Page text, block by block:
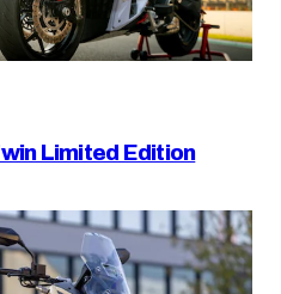
Limited Edition